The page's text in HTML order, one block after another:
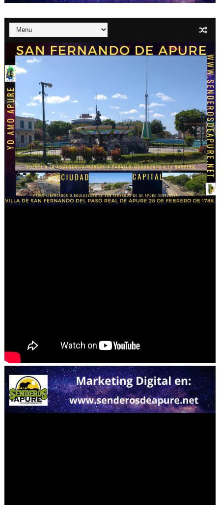
Dernier Cosmetics llena centros comerciales con
Elena estrena el video de “Los Días Locos”: Una obra
El fin de la residencia humanitaria para venezolanos
Universidad Santander e Intezia presentan programa
Oskar Lares Celebra Su Primer Millón De
Alejandro Fleming: “La elección presidencial debería
OSKAR LARES CELEBRA SU PRIMER MILLÓN DE
“Tus Ojos”: lo nuevo de Aron Luix ya disponible